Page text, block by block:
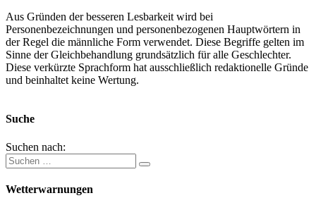
Aus Gründen der besseren Lesbarkeit wird bei
Personenbezeichnungen und personenbezogenen Hauptwörtern in
der Regel die männliche Form verwendet. Diese Begriffe gelten im
Sinne der Gleichbehandlung grundsätzlich für alle Geschlechter.
Diese verkürzte Sprachform hat ausschließlich redaktionelle Gründe
und beinhaltet keine Wertung.
Suche
Suchen nach:
Wetterwarnungen